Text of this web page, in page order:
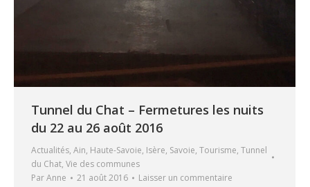
Tunnel du Chat – Fermetures les nuits
du 22 au 26 août 2016
Actualités, Ain, Haute-Savoie, Isère, Savoie, Tourisme, Tunnel
du Chat, Vie des communes
ParAnne 21 août 2016 Laisser un commentaire